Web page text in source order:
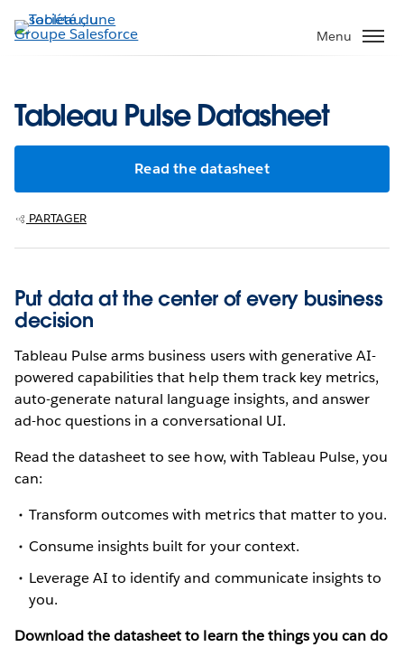
Aller
au
Menu
Tableau Pulse Datasheet
Read the datasheet
PARTAGER
Put data at the center of every business
decision
Tableau Pulse arms business users with generative AI-
powered capabilities that help them track key metrics,
auto-generate natural language insights, and answer
ad-hoc questions in a conversational UI.
Read the datasheet to see how, with Tableau Pulse, you
can:
Transform outcomes with metrics that matter to you.
Consume insights built for your context.
Leverage AI to identify and communicate insights to
you.
Download the datasheet to learn the things you can do